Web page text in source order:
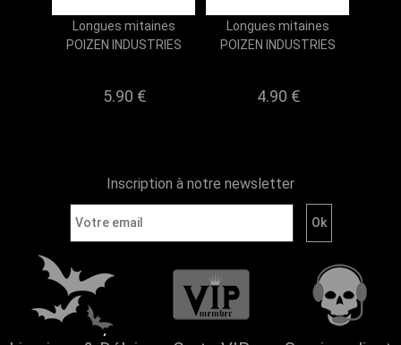
Longues mitaines
POIZEN INDUSTRIES
5.90 €
Longues mitaines
POIZEN INDUSTRIES
4.90 €
Inscription à notre newsletter